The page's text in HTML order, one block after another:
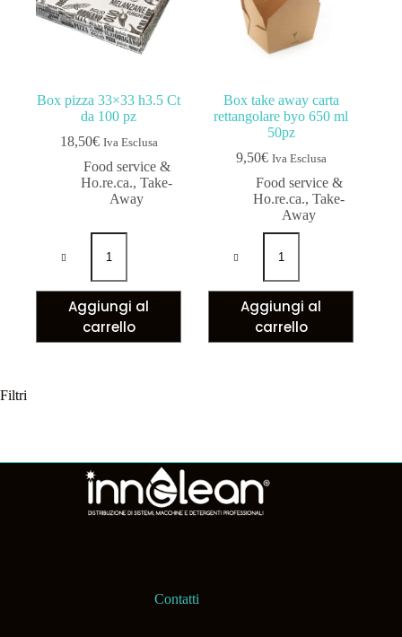
Box pizza 33×33 h3.5 Ct
da 100 pz
18,50€ Iva Esclusa
Food service &
Ho.re.ca.,Take-
Away
Aggiungi al
carrello
Box take away carta
rettangolare byo 650 ml
50pz
9,50€ Iva Esclusa
Food service &
Ho.re.ca.,Take-
Away
Aggiungi al
carrello
Filtri
Contatti